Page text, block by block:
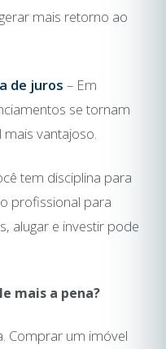
mais retorno ao
de juros – Em
se tornam
vantajoso.
tem disciplina para
profissional para
alugar e investir pode
mais a pena?
Comprar um imóvel